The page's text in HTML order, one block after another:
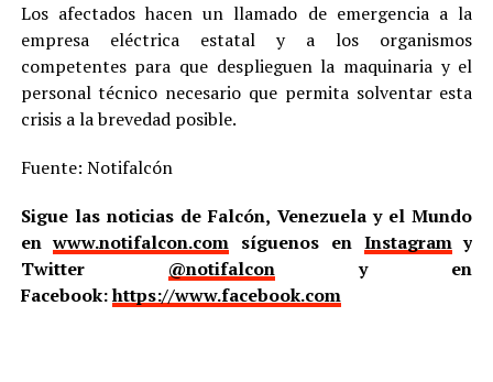
Los afectados hacen un llamado de emergencia a la
empresa eléctrica estatal y a los organismos
competentes para que desplieguen la maquinaria y el
personal técnico necesario que permita solventar esta
crisis a la brevedad posible.
Fuente: Notifalcón
Sigue las noticias de Falcón, Venezuela y el Mundo
enwww.notifalcon.com síguenos en Instagramy
Twitter @notifalcony en
Facebook:https://www.facebook.com